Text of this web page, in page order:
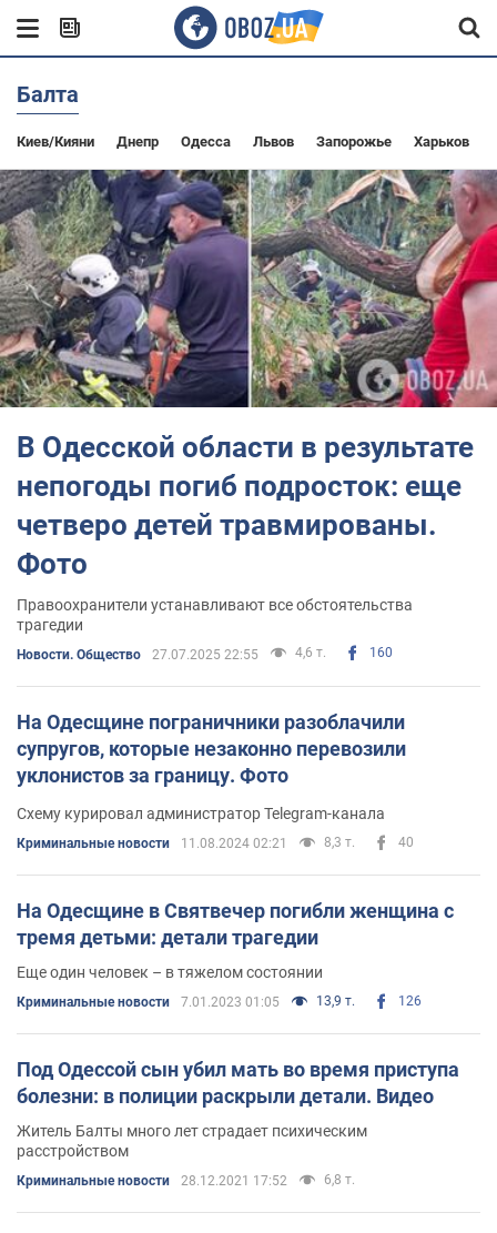
Балта
Киев/Кияни Днепр Одесса Львов Запорожье Харьков
В Одесской области в результате
непогоды погиб подросток: еще
четверо детей травмированы.
Фото
Правоохранители устанавливают все обстоятельства
трагедии
Новости. Общество 27.07.2025 22:55 4,6 т. 160
На Одесщине пограничники разоблачили
супругов, которые незаконно перевозили
уклонистов за границу. Фото
Схему курировал администратор Telegram-канала
Криминальные новости 11.08.2024 02:21 8,3 т. 40
На Одесщине в Святвечер погибли женщина с
тремя детьми: детали трагедии
Еще один человек – в тяжелом состоянии
Криминальные новости 7.01.2023 01:05 13,9 т. 126
Под Одессой сын убил мать во время приступа
болезни: в полиции раскрыли детали. Видео
Житель Балты много лет страдает психическим
расстройством
Криминальные новости 28.12.2021 17:52 6,8 т.